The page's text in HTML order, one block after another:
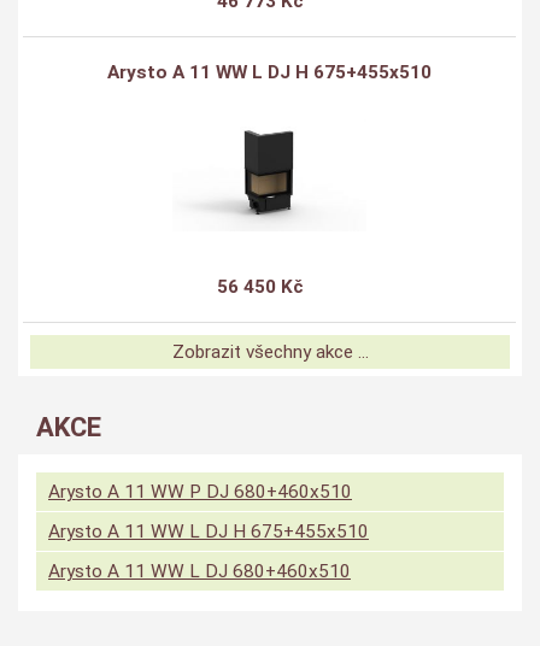
Arysto A 11 WW L DJ H 675+455x510
56 450 Kč
Zobrazit všechny akce ...
AKCE
Arysto A 11 WW P DJ 680+460x510
Arysto A 11 WW L DJ H 675+455x510
Arysto A 11 WW L DJ 680+460x510